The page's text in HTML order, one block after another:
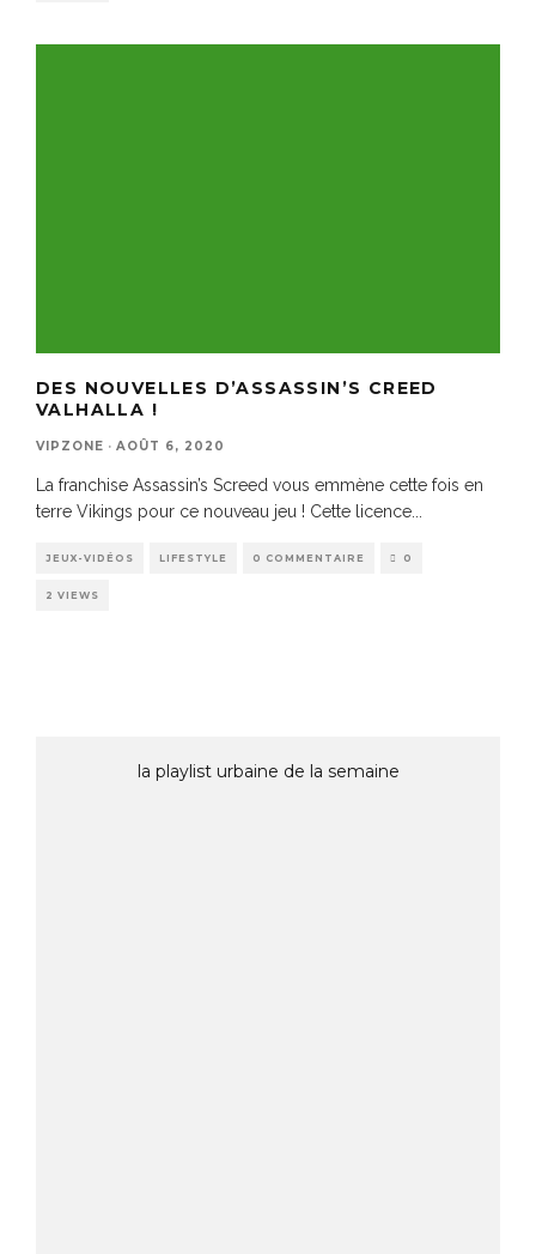
DES NOUVELLES D’ASSASSIN’S CREED
VALHALLA !
VIPZONE · AOÛT 6, 2020
La franchise Assassin’s Screed vous emmène cette fois en
terre Vikings pour ce nouveau jeu ! Cette licence...
JEUX-VIDÉOS LIFESTYLE 0 COMMENTAIRE 0
2 VIEWS
la playlist urbaine de la semaine